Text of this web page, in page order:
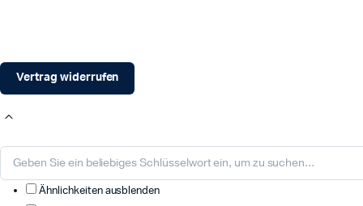
Vertrag widerrufen
Ähnlichkeiten ausblenden